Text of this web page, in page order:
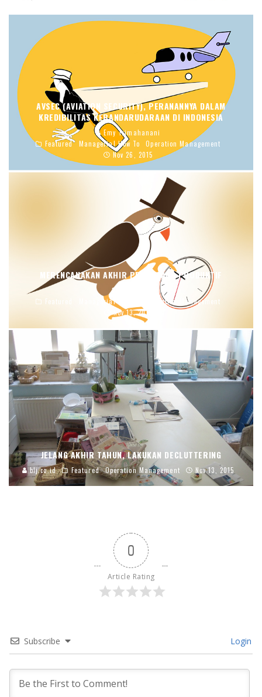
AVSEC (AVIATION SECURITY), PERANANNYA DALAM
KREDIBILITAS KEBANDARUDARAAN DI INDONESIA
Emy Trimahanani
Featured
Managerial How To
Operation Management
Nov 26, 2015
MERENCANAKAN AKHIR PEKAN YANG PRODUKTIF
Featured
Managerial How To
Operation Management
Nov 13, 2015
JELANG AKHIR TAHUN, LAKUKAN DECLUTTERING
blj.co.id Featured Operation Management Nov 13, 2015
0
Article Rating
Subscribe Login